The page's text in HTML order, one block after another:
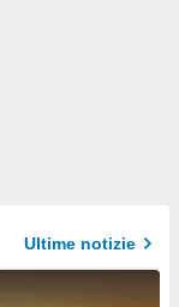
Ultime notizie